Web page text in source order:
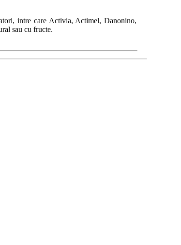
intre care Activia, Actimel, Danonino,
sau cu fructe.